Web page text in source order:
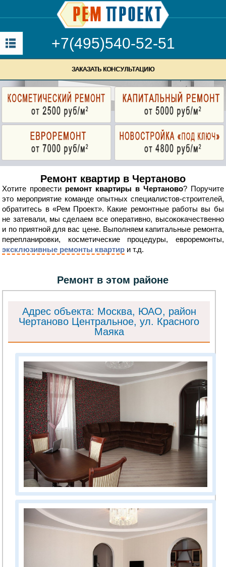
+7(495)540-52-51
ЗАКАЗАТЬ КОНСУЛЬТАЦИЮ
Ремонт квартир в Чертаново
Хотите провести ремонт квартиры в Чертаново? Поручите
это мероприятие команде опытных специалистов-строителей,
обратитесь в «Рем Проект». Какие ремонтные работы вы бы
не затевали, мы сделаем все оперативно, высококачественно
и по приятной для вас цене. Выполняем капитальные ремонта,
перепланировки, косметические процедуры, евроремонты,
эксклюзивные ремонты квартир и т.д.
Ремонт в этом районе
Адрес объекта: Москва, ЮАО, район
Чертаново Центральное, ул. Красного
Маяка